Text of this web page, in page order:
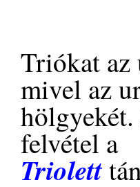
Triókat
mivel az
felvétel a
Triolett